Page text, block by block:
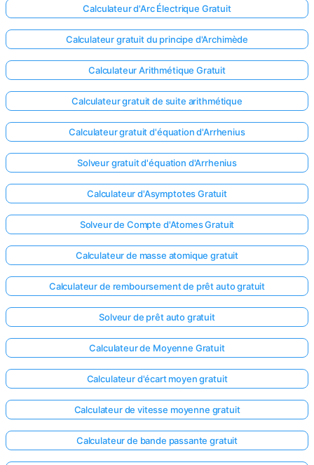
le
Posez
votre
Calculateur d'Arc Électrique Gratuit
Calculateur gratuit du principe d'Archimède
Calculateur Arithmétique Gratuit
Calculateur gratuit de suite arithmétique
Calculateur gratuit d'équation d'Arrhenius
Solveur gratuit d'équation d'Arrhenius
Calculateur d'Asymptotes Gratuit
Solveur de Compte d'Atomes Gratuit
Calculateur de masse atomique gratuit
Calculateur de remboursement de prêt auto gratuit
Solveur de prêt auto gratuit
Calculateur de Moyenne Gratuit
Calculateur d'écart moyen gratuit
Calculateur de vitesse moyenne gratuit
Calculateur de bande passante gratuit